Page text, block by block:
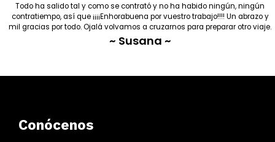
Todo ha salido tal y como se contrató y no ha habido ningún, ningún
contratiempo, así que ¡¡¡¡Enhorabuena por vuestro trabajo!!!! Un abrazo y
mil gracias por todo. Ojalá volvamos a cruzarnos para preparar otro viaje.
~ Susana ~
Conócenos